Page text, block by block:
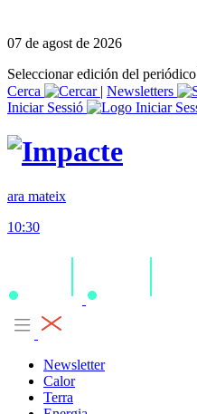
07 de agost de 2026
Seleccionar edición del periódico
Cerca
| Newsletters
Iniciar Sessió
ara mateix
10:30
Newsletter
Calor
Terra